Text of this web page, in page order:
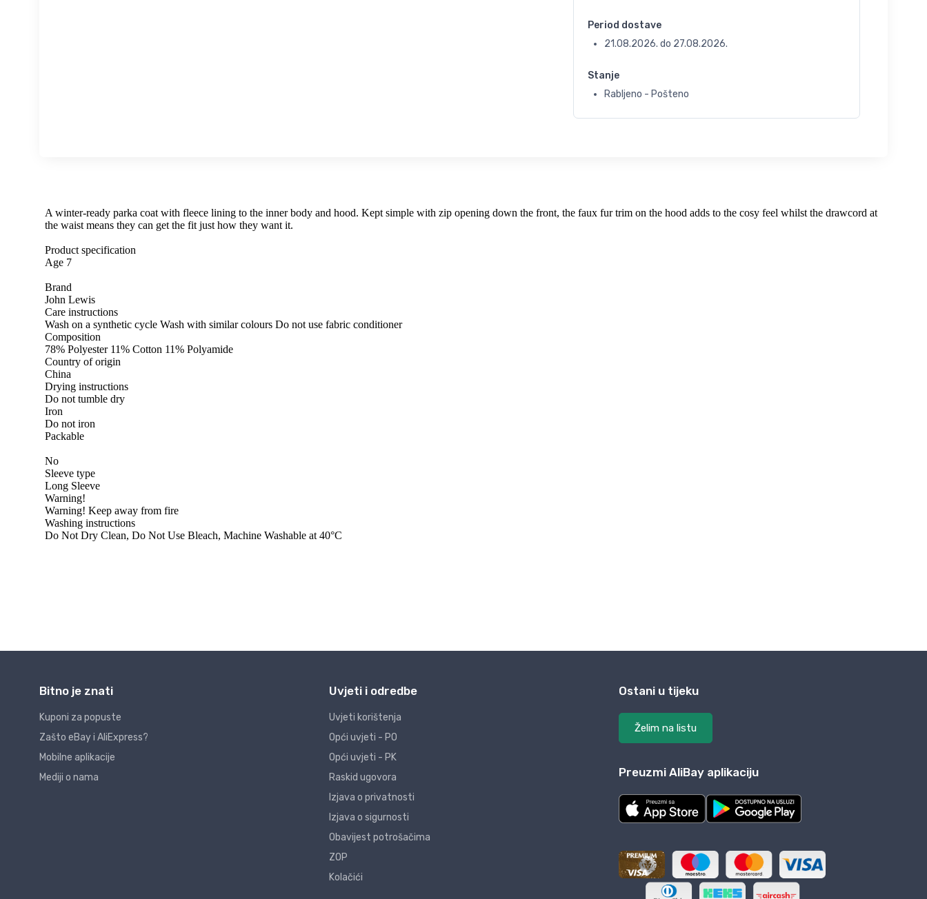
Period dostave
21.08.2026. do 27.08.2026.
Stanje
Rabljeno - Pošteno
Bitno je znati
Kuponi za popuste
Zašto eBay i AliExpress?
Mobilne aplikacije
Mediji o nama
Uvjeti i odredbe
Uvjeti korištenja
Opći uvjeti - PO
Opći uvjeti - PK
Raskid ugovora
Izjava o privatnosti
Izjava o sigurnosti
Obavijest potrošačima
ZOP
Kolačići
Ostani u tijeku
Želim na listu
Preuzmi AliBay aplikaciju